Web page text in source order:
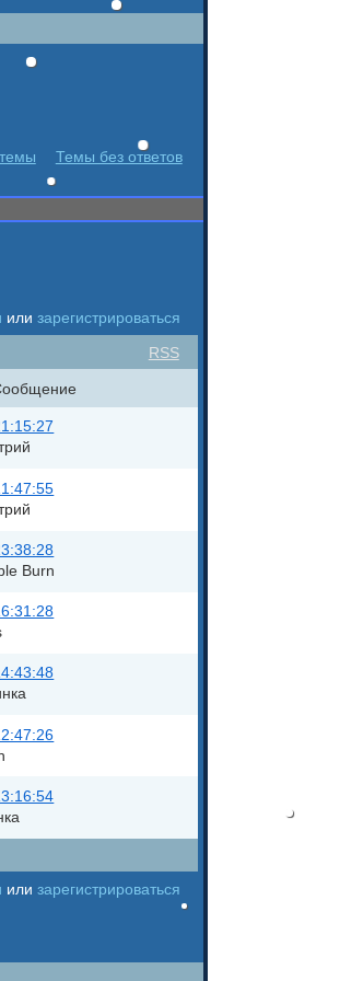
Темы без ответов
или зарегистрироваться
RSS
Burn
или зарегистрироваться